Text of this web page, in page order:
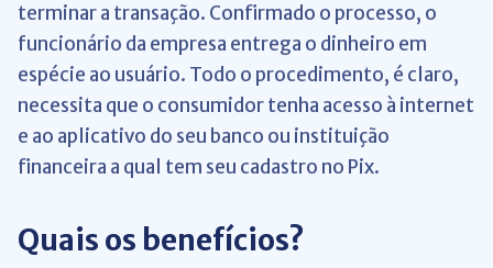
terminar a transação. Confirmado o processo, o
funcionário da empresa entrega o dinheiro em
espécie ao usuário. Todo o procedimento, é claro,
necessita que o consumidor tenha acesso à internet
e ao aplicativo do seu banco ou instituição
financeira a qual tem seu cadastro no Pix.
Quais os benefícios?